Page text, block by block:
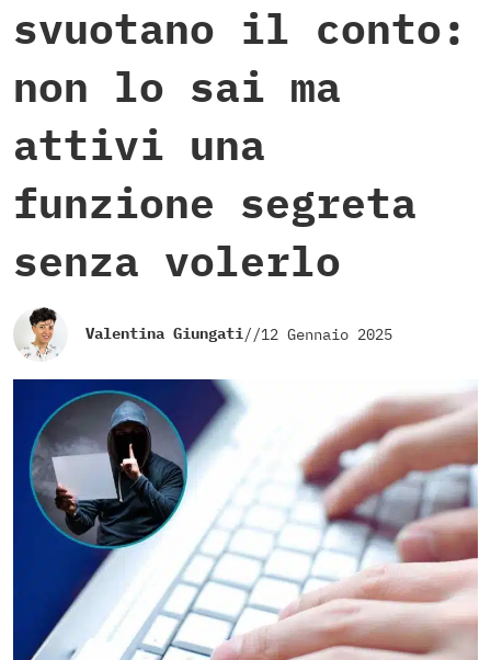
svuotano il conto:
non lo sai ma
attivi una
funzione segreta
senza volerlo
Valentina Giungati//12 Gennaio 2025